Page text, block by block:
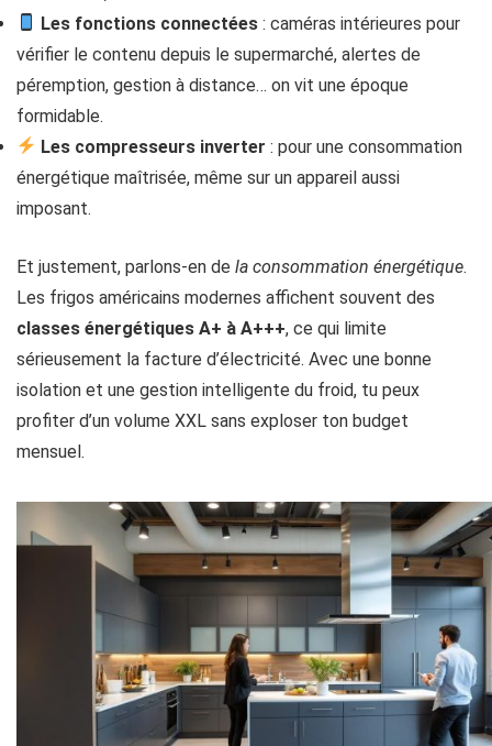
Les fonctions connectées : caméras intérieures pour
vérifier le contenu depuis le supermarché, alertes de
péremption, gestion à distance… on vit une époque
formidable.
Les compresseurs inverter : pour une consommation
énergétique maîtrisée, même sur un appareil aussi
imposant.
Et justement, parlons-en de la consommation énergétique.
Les frigos américains modernes affichent souvent des
classes énergétiques A+ à A+++, ce qui limite
sérieusement la facture d’électricité. Avec une bonne
isolation et une gestion intelligente du froid, tu peux
profiter d’un volume XXL sans exploser ton budget
mensuel.